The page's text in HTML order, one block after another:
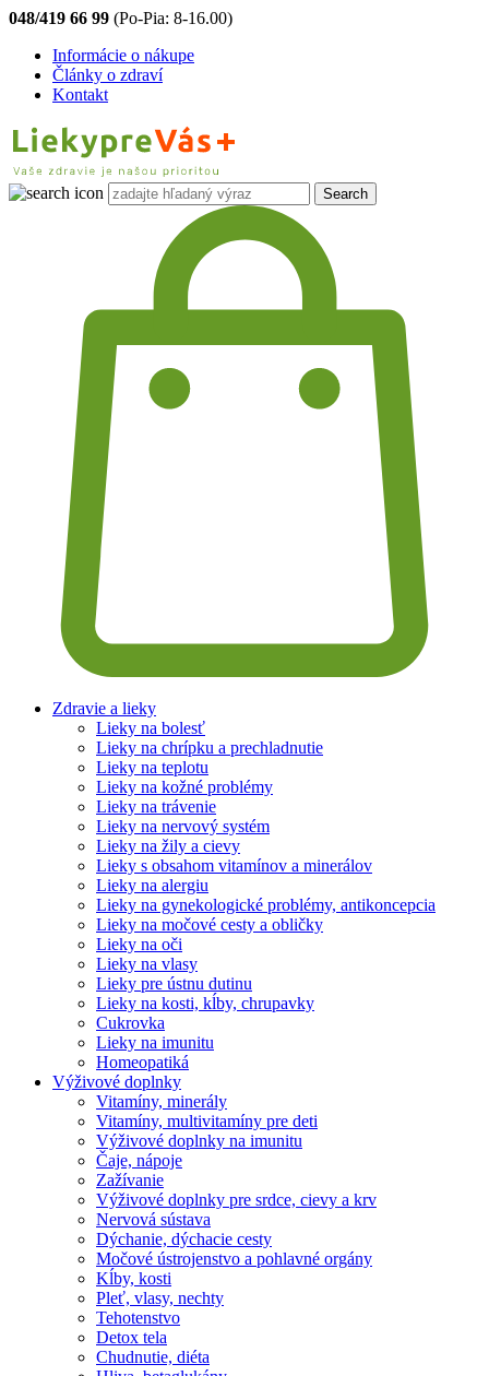
048/419 66 99 (Po-Pia: 8-16.00)
Informácie o nákupe
Články o zdraví
Kontakt
Zdravie a lieky
Lieky na bolesť
Lieky na chrípku a prechladnutie
Lieky na teplotu
Lieky na kožné problémy
Lieky na trávenie
Lieky na nervový systém
Lieky na žily a cievy
Lieky s obsahom vitamínov a minerálov
Lieky na alergiu
Lieky na gynekologické problémy, antikoncepcia
Lieky na močové cesty a obličky
Lieky na oči
Lieky na vlasy
Lieky pre ústnu dutinu
Lieky na kosti, kĺby, chrupavky
Cukrovka
Lieky na imunitu
Homeopatiká
Výživové doplnky
Vitamíny, minerály
Vitamíny, multivitamíny pre deti
Výživové doplnky na imunitu
Čaje, nápoje
Zažívanie
Výživové doplnky pre srdce, cievy a krv
Nervová sústava
Dýchanie, dýchacie cesty
Močové ústrojenstvo a pohlavné orgány
Kĺby, kosti
Pleť, vlasy, nechty
Tehotenstvo
Detox tela
Chudnutie, diéta